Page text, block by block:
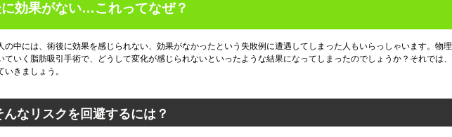
効果がない…これってなぜ？
の中には、術後に効果を感じられない、効果がなかったという失敗例に遭遇してしまった人もいらっしゃいます。物理
ていく脂肪吸引手術で、どうして変化が感じられないといったような結果になってしまったのでしょうか？それでは、
きましょう。
んなリスクを回避するには？